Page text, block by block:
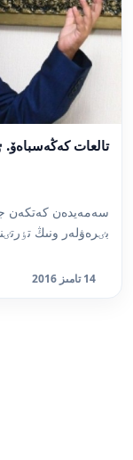
تالعات
سەمەيدەن كەتكەن
بٸرەۋلەر ونىڭ
14 تامىز 2016